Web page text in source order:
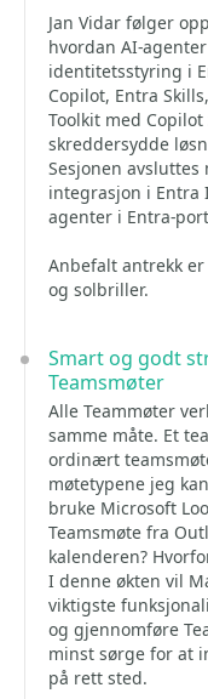
Jan Vidar følger
hvordan AI-
identitetsstyring i
Copilot, Entra
Toolkit med
skreddersydde
Sesjonen
integrasjon i Entra
agenter i Entra-
Anbefalt antrekk
og solbriller.
Smart og godt
Teamsmøter
Alle Teammøter
samme måte. Et
ordinært
møtetypene jeg
bruke Microsoft
Teamsmøte fra
kalenderen?
I denne økten vil
viktigste
og gjennomføre
minst sørge for at
på rett sted.